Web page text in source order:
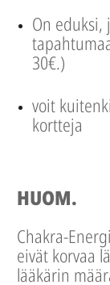
On
30€.)
voit
kortteja
HUOM.
Chakra-
eivät korvaa
lääkärin